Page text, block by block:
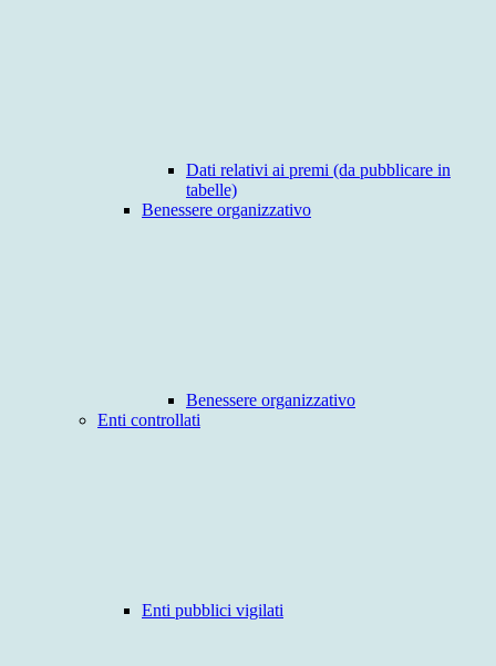
Dati relativi ai premi (da pubblicare in
tabelle)
Benessere organizzativo
Benessere organizzativo
Enti controllati
Enti pubblici vigilati